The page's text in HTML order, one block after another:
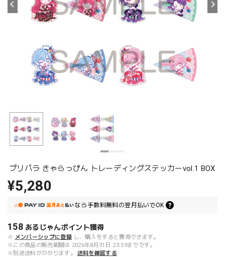
プリパラ きゃらっぴん トレーディングステッカーvol.1 BOX
¥5,280
なら 手数料無料の翌月払いでOK
158 あるじゃんポイント獲得
※ メンバーシップに登録 し、購入をすると獲得できます。
※この商品の販売期間は 2026年8月31日 23:59までです。
※別途送料がかかります。
送料を確認する